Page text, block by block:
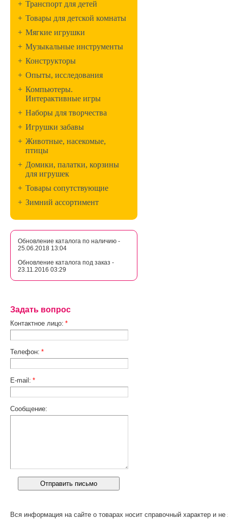
+ Транспорт для детей
+ Товары для детской комнаты
+ Мягкие игрушки
+ Музыкальные инструменты
+ Конструкторы
+ Опыты, исследования
+ Компьютеры.
Интерактивные игры
+ Наборы для творчества
+ Игрушки забавы
+ Животные, насекомые,
птицы
+ Домики, палатки, корзины
для игрушек
+ Товары сопутствующие
+ Зимний ассортимент
Обновление каталога по наличию -
25.06.2018 13:04
Обновление каталога под заказ -
23.11.2016 03:29
Задать вопрос
Контактное лицо: *
Телефон: *
E-mail: *
Сообщение:
Вся информация на сайте о товарах носит справочный характер и